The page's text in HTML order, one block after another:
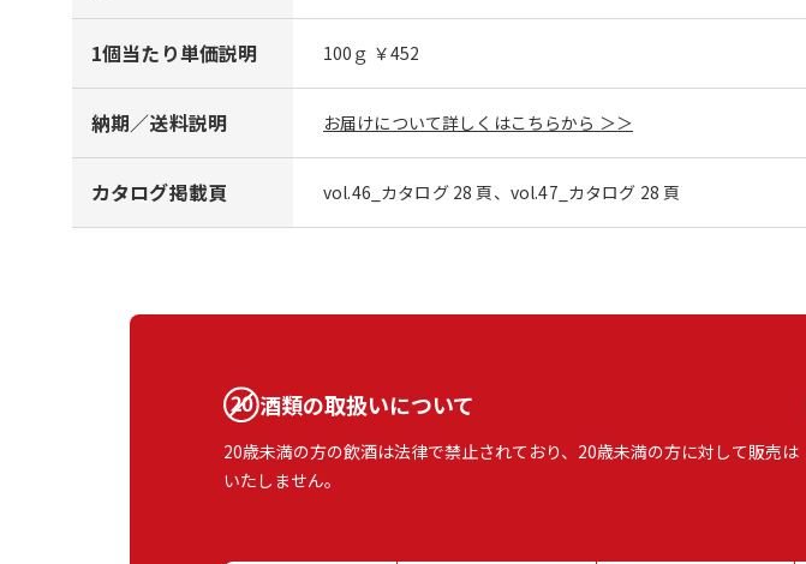
1個当たり単価説明 100ｇ ￥452
納期／送料説明 お届けについて詳しくはこちらから ＞＞
カタログ掲載頁 vol.46_カタログ 28 頁、vol.47_カタログ 28 頁
酒類の取扱いについて
20歳未満の方の飲酒は法律で禁止されており、20歳未満の方に対して販売は
いたしません。